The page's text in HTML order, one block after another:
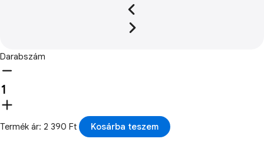
Darabszám
Termék ár: 2 390 Ft Kosárba teszem